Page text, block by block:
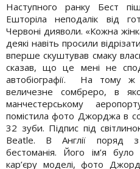
Наступного ранку Бест
Ешторіла неподалік від
Червоні дияволи. «Кожна
деякі навіть просили
вперше скуштував смаку
сказав, що це мені не
автобіографії. На тому
величезне сомбреро, в
манчестерському
помістила фото Джорджа в
32 зуби. Підпис під
Beatle. В Англії поряд з
бестоманія. Його ім’я
кар’єру моделі, фото